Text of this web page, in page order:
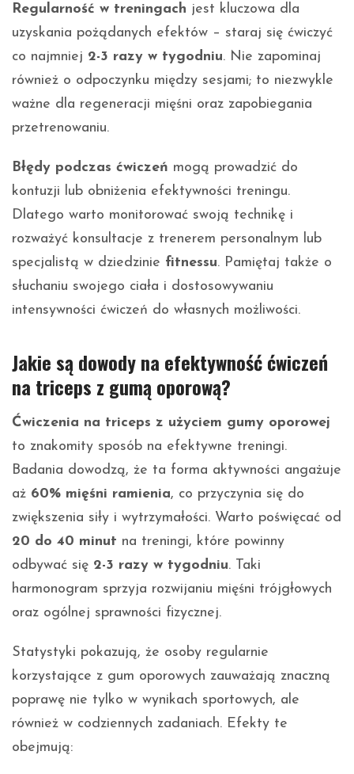
Regularność w treningach jest kluczowa dla
uzyskania pożądanych efektów – staraj się ćwiczyć
co najmniej 2-3 razy w tygodniu. Nie zapominaj
również o odpoczynku między sesjami; to niezwykle
ważne dla regeneracji mięśni oraz zapobiegania
przetrenowaniu.
Błędy podczas ćwiczeń mogą prowadzić do
kontuzji lub obniżenia efektywności treningu.
Dlatego warto monitorować swoją technikę i
rozważyć konsultacje z trenerem personalnym lub
specjalistą w dziedzinie fitnessu. Pamiętaj także o
słuchaniu swojego ciała i dostosowywaniu
intensywności ćwiczeń do własnych możliwości.
Jakie są dowody na efektywność ćwiczeń
na triceps z gumą oporową?
Ćwiczenia na triceps z użyciem gumy oporowej
to znakomity sposób na efektywne treningi.
Badania dowodzą, że ta forma aktywności angażuje
aż 60% mięśni ramienia, co przyczynia się do
zwiększenia siły i wytrzymałości. Warto poświęcać od
20 do 40 minut na treningi, które powinny
odbywać się 2-3 razy w tygodniu. Taki
harmonogram sprzyja rozwijaniu mięśni trójgłowych
oraz ogólnej sprawności fizycznej.
Statystyki pokazują, że osoby regularnie
korzystające z gum oporowych zauważają znaczną
poprawę nie tylko w wynikach sportowych, ale
również w codziennych zadaniach. Efekty te
obejmują: